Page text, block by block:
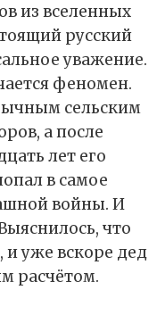
из вселенных
русский
уважение.
феномен.
сельским
а после
лет его
в самое
войны. И
что
и уже вскоре дед
расчётом.